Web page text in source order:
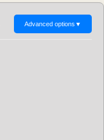
Advanced options ▼